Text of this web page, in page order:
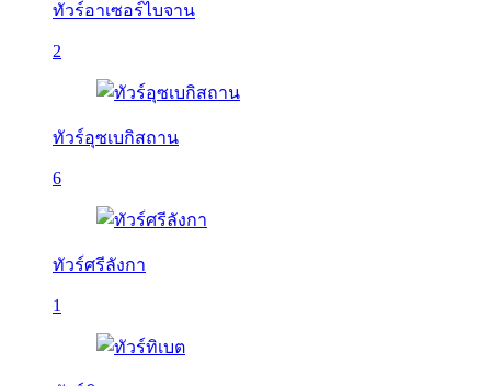
ทัวร์อาเซอร์ไบจาน
2
ทัวร์อุซเบกิสถาน
6
ทัวร์ศรีลังกา
1